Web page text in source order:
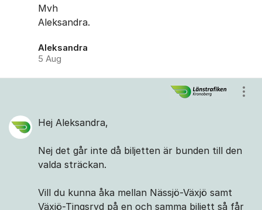
Mvh
Aleksandra.
Aleksandra
5 Aug
Hej Aleksandra,
Nej det går inte då biljetten är bunden till den
valda sträckan.
Vill du kunna åka mellan Nässjö-Växjö samt
Växjö-Tingsryd på en och samma biljett så får